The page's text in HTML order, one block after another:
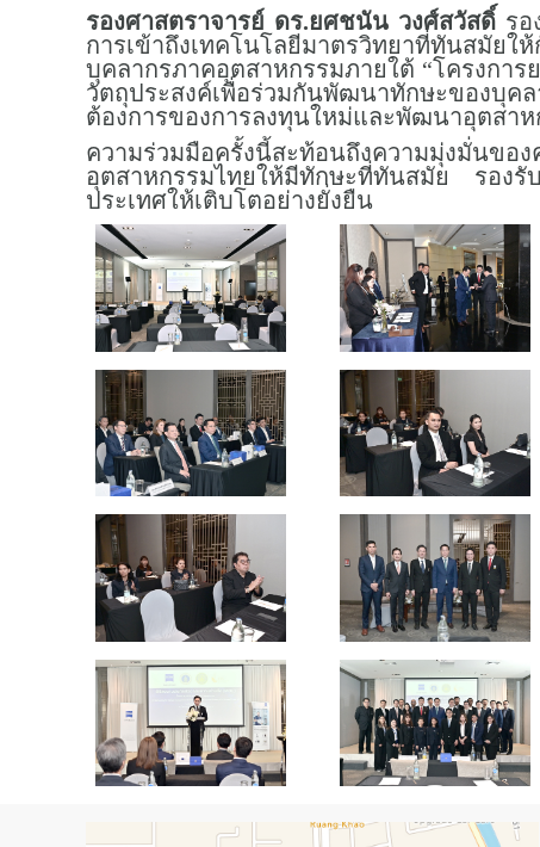
รองศาสตราจารย์ ดร.ยศชนัน วงศ์สวัสดิ์ รอ
การเข้าถึงเทคโนโลยีมาตรวิทยาที่ทันสมัย
บุคลากรภาคอุตสาหกรรมภายใต้ “โครงกา
วัตถุประสงค์เพื่อร่วมกันพัฒนาทักษะของบุค
ต้องการของการลงทุนใหม่และพัฒนาอุตสา
ความร่วมมือครั้งนี้สะท้อนถึงความมุ่งมั่น
อุตสาหกรรมไทยให้มีทักษะที่ทันสมัย รองรั
ประเทศให้เติบโตอย่างยั่งยืน